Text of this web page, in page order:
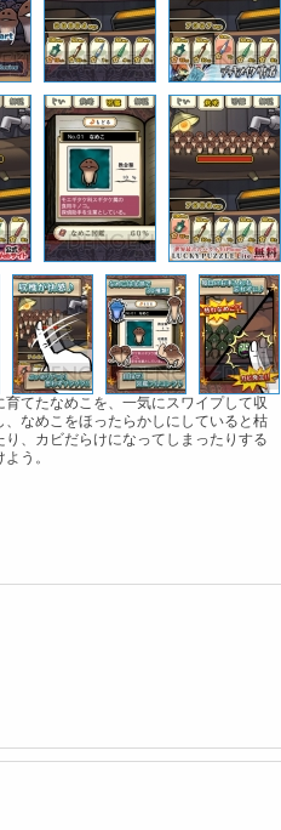
てたなめこを、一気にスワイプして収
なめこをほったらかしにしていると枯
り、カビだらけになってしまったりする
う。